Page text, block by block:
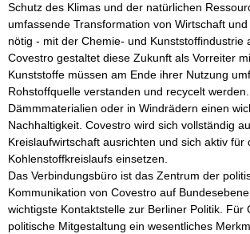
Schutz des Klimas und der natürlichen
umfassende Transformation von Wirtschaft
nötig - mit der Chemie- und Kunststoffindustrie
Covestro gestaltet diese Zukunft als Vorreiter
Kunststoffe müssen am Ende ihrer Nutzung
Rohstoffquelle verstanden und recycelt
Dämmmaterialien oder in Windrädern einen
Nachhaltigkeit. Covestro wird sich vollständig
Kreislaufwirtschaft ausrichten und sich aktiv für
Kohlenstoffkreislaufs einsetzen.
Das Verbindungsbüro ist das Zentrum der
Kommunikation von Covestro auf
wichtigste Kontaktstelle zur Berliner Politik. Für
politische Mitgestaltung ein wesentliches